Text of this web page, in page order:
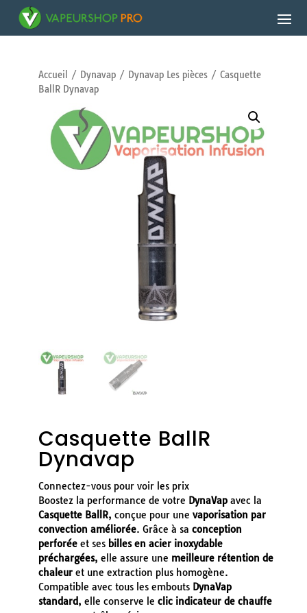
Accueil / Dynavap/ Dynavap Les pièces/ Casquette
BallR Dynavap
Casquette BallR
Dynavap
Connectez-vous pour voir les prix
Boostez la performance de votre DynaVapavec la
Casquette BallR, conçue pour une vaporisation par
convection améliorée. Grâce à sa conception
perforéeet ses billes en acier inoxydable
préchargées, elle assure une meilleure rétention de
chaleuret une extraction plus homogène.
Compatible avec tous les embouts DynaVap
standard, elle conserve le clic indicateur de chauffe